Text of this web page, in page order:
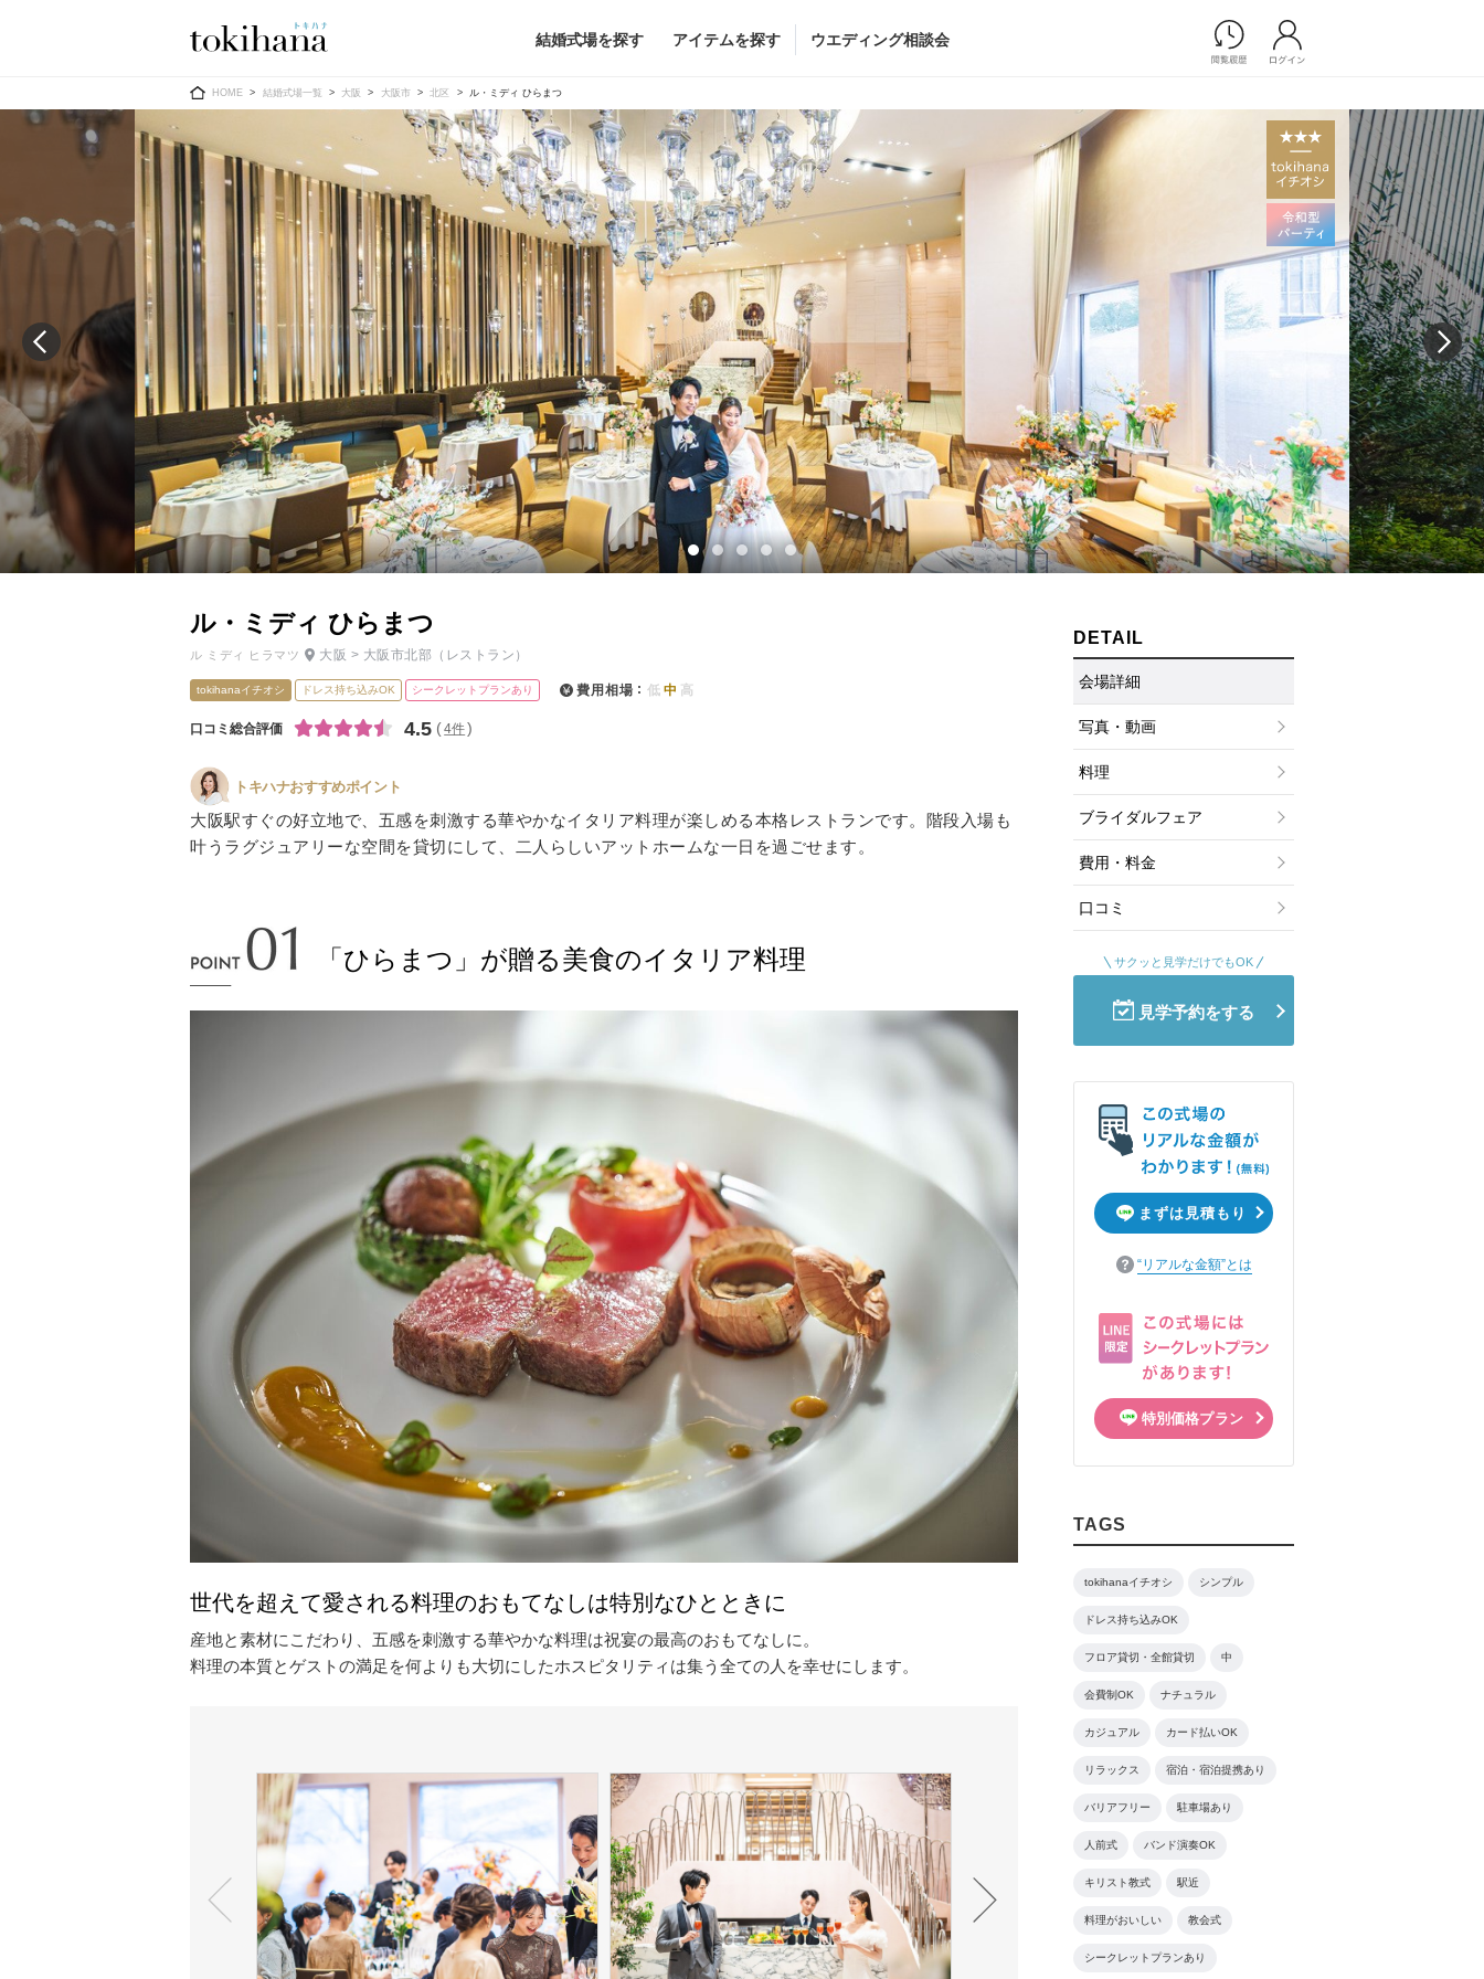
結婚式場を探す アイテムを探す
Ring
婚約指輪
結婚指輪
すべてのアイテム
指輪ショップ一覧
Dress
ウエディングドレス
ウエディングドレス （メーカー直
カラードレス
カラードレス （メーカー直送）
和装
メンズ
メンズ （メーカー直送）
小物
すべてのアイテム
ドレスショップ一覧
ブーケ
会場装花
すべてのアイテム
フラワーショップ一覧
ヘア&メイク
ブライダルエステ
ヘア&メイクショップ一覧
ブライダルエステショップ一覧
フォトウエディング
前撮り/後撮り
フォトウエディング/前撮りショ
ップ一覧
スナップ写真ショップ一覧
Movie
演出映像
記録映像
すべてのアイテム
ムービーショップ一覧
ウエディング相談会
HOME 結婚式場一覧 大阪 大阪市 北区 ル・ミディ ひらまつ
DETAIL
会場詳細
写真・動画
料理
ブライダルフェア
費用・料金
口コミ
サクッと見学だけでもOK
見学予約をする
まずは見積もり
“リアルな金額”とは
特別価格プラン
TAGS
tokihanaイチオシ シンプル
ドレス持ち込みOK
フロア貸切・全館貸切 中
会費制OK ナチュラル
カジュアル カード払いOK
リラックス 宿泊・宿泊提携あり
バリアフリー 駐車場あり
人前式 バンド演奏OK
キリスト教式 駅近
料理がおいしい 教会式
シークレットプランあり
ル・ミディ ひらまつ
ル ミディ ヒラマツ 大阪 > 大阪市北部 （レストラン）
tokihanaイチオシ ドレス持ち込みOK シークレットプランあり 費用相場 低 中 高
口コミ総合評価 4.5 4件
トキハナおすすめポイント
​​​大阪駅すぐの好立地で、五感を刺激する華やかなイタリア料理が楽しめる本格レストランです。階段入場も
叶うラグジュアリーな空間を貸切にして、二人らしいアットホームな一日を過ごせます。
「ひらまつ」が贈る美食のイタリア料理
世代を超えて愛される料理のおもてなしは特別なひとときに
産地と素材にこだわり、五感を刺激する華やかな料理は祝宴の最高のおもてなしに。
料理の本質とゲストの満足を何よりも大切にしたホスピタリティは集う全ての人を幸せにします。